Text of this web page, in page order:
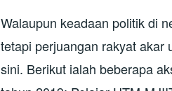
Walaupun keadaan politik di
tetapi perjuangan rakyat akar
sini. Berikut ialah beberapa